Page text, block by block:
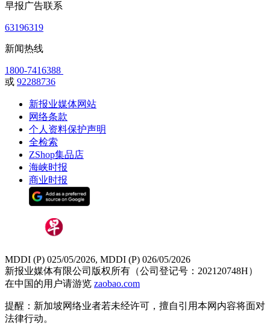
早报广告联系
63196319
新闻热线
1800-7416388
或 92288736
新报业媒体网站
网络条款
个人资料保护声明
全检索
ZShop集品店
海峡时报
商业时报
MDDI (P) 025/05/2026, MDDI (P) 026/05/2026
新报业媒体有限公司版权所有（公司登记号：202120748H）
在中国的用户请游览 zaobao.com
提醒：新加坡网络业者若未经许可，擅自引用本网内容将面对
法律行动。